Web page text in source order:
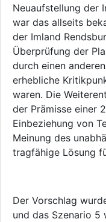
Neuaufstellung der
war das allseits
der Imland
Überprüfung der
durch einen
erhebliche
waren. Die
der Prämisse einer
Einbeziehung von
Meinung des
tragfähige Lösung
Der Vorschlag
und das Szenario 5